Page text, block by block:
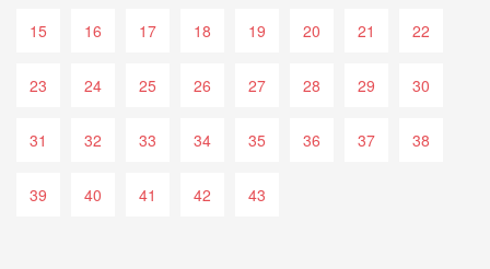
15 16 17 18 19 20 21 22
23 24 25 26 27 28 29 30
31 32 33 34 35 36 37 38
39 40 41 42 43